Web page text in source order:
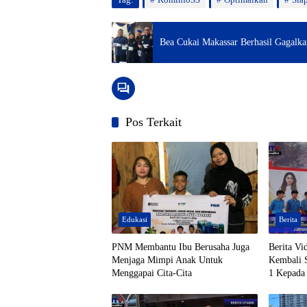
Bea Cukai Makassar Berhasil
Pos Terkait
Edukasi
PNM Membantu Ibu Berusaha Juga
Menjaga Mimpi Anak Untuk
Menggapai Cita-Cita
Berita
Berita
Kembali
1